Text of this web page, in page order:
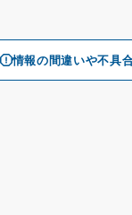
情報の間違いや不具